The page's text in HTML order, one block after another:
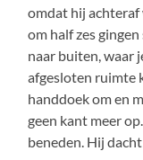
omdat hij achteraf
om half zes
naar buiten, waar
afgesloten ruimte
handdoek om en
geen kant meer
beneden. Hij